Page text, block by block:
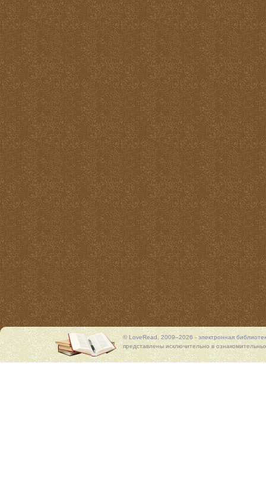
© LoveRead, 2009–2026 - электронная
представлены исключительно в